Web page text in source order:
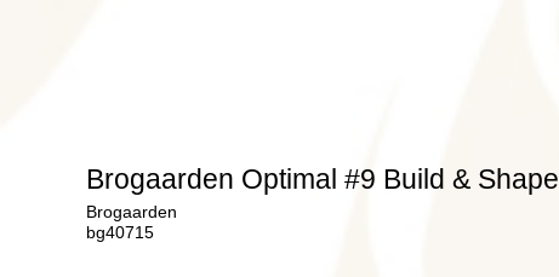
Brogaarden Optimal #9 Build & Shape
Brogaarden
bg40715